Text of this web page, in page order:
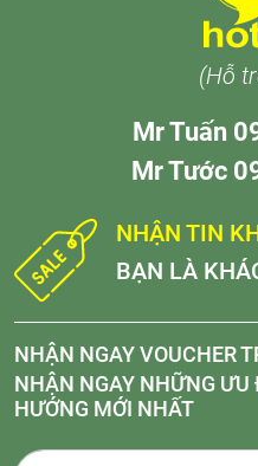
(Hỗ
Mr Tuấn
Mr Tước
NHẬN TIN
BẠN LÀ
NHẬN NGAY VOUCHER
NHẬN NGAY NHỮNG
HƯỚNG MỚI NHẤT